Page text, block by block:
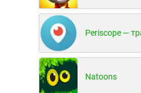
Natoons